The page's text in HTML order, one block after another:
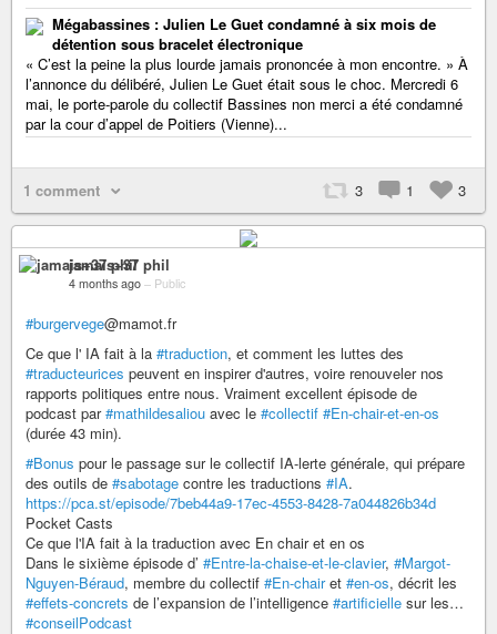
Mégabassines : Julien Le Guet condamné à six mois de
détention sous bracelet électronique
« C’est la peine la plus lourde jamais prononcée à mon encontre. » À
l’annonce du délibéré, Julien Le Guet était sous le choc. Mercredi 6
mai, le porte-parole du collectif Bassines non merci a été condamné
par la cour d’appel de Poitiers (Vienne)...
1 comment 3 1 3
jamais+37 phil
4 months ago – Public
#burgervege@mamot.fr
Ce que l' IA fait à la #traduction, et comment les luttes des
#traducteurices peuvent en inspirer d'autres, voire renouveler nos
rapports politiques entre nous. Vraiment excellent épisode de
podcast par#mathildesaliou avec le #collectif #En-chair-et-en-os
(durée 43 min).
#Bonus pour le passage sur le collectif IA-lerte générale, qui prépare
des outils de #sabotage contre les traductions #IA.
https://pca.st/episode/7beb44a9-17ec-4553-8428-7a044826b34d
Pocket Casts
Ce que l'IA fait à la traduction avec En chair et en os
Dans le sixième épisode d’ #Entre-la-chaise-et-le-clavier, #Margot-
Nguyen-Béraud, membre du collectif #En-chairet #en-os, décrit les
#effets-concrets de l’expansion de l’intelligence #artificielle sur les…
#conseilPodcast